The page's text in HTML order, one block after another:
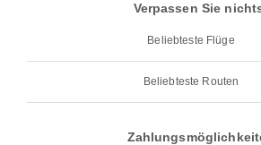
Verpassen Sie
Beliebteste Flüge
Beliebteste Routen